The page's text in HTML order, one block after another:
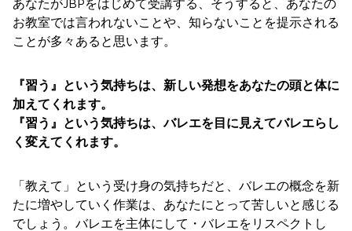
あなたがJBPをはじめて受講する、そうすると、あなたの
お教室では言われないことや、知らないことを提示される
ことが多々あると思います。
『習う』という気持ちは、新しい発想をあなたの頭と体に
加えてくれます。
『習う』という気持ちは、バレエを目に見えてバレエらし
く変えてくれます。
「教えて」という受け身の気持ちだと、バレエの概念を新
たに増やしていく作業は、あなたにとって苦しいと感じる
でしょう。バレエを主体にして・バレエをリスペクトし